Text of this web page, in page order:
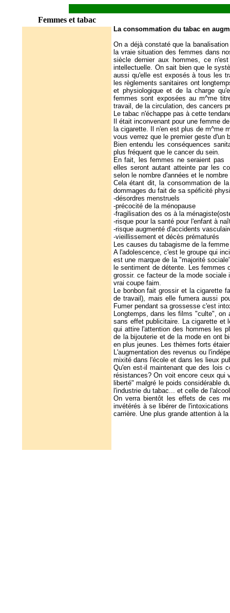
Femmes et tabac
La consommation du tabac en
On a déjà constaté que la
la vraie situation des femmes dans
siècle dernier aux hommes, ce
intellectuelle. On sait bien que le
aussi qu'elle est exposés à tous les
les règlements sanitaires ont
et physiologique et de la charge
femmes sont exposées au m^me
travail, de la circulation, des cancers
Le tabac n'échappe pas à cette
Il était inconvenant pour une femme
la cigarette. Il n'en est plus de m^me
vous verrez que le premier geste d'un
Bien entendu les conséquences
plus fréquent que le cancer du sein.
En fait, les femmes ne seraient pas
elles seront autant atteinte par les
selon le nombre d'années et le
Cela étant dit, la consommation de
dommages du fait de sa spéficité
-désordres menstruels
-précocité de la ménopause
-fragilisation des os à la
-risque pour la santé pour l'enfant à
-risque augmenté d'accidents
-vieillissement et décès prématurés
Les causes du tabagisme de la
A l'adolescence, c'est le groupe qui
est une marque de la "majorité
le sentiment de détente. Les
grossir. ce facteur de la mode
vrai coupe faim.
Le bonbon fait grossir et la cigarette
de travail), mais elle fumera aussi
Fumer pendant sa grossesse c'est
Longtemps, dans les films "culte", on
sans effet publicitaire. La cigarette et
qui attire l'attention des hommes les
de la bijouterie et de la mode en ont
en plus jeunes. Les thèmes forts
L'augmentation des revenus ou
mixité dans l'école et dans les lieux
Qu'en est-il maintenant que des lois
résistances? On voit encore ceux qui
liberté" malgré le poids considérable
l'industrie du tabac... et celle de
On verra bientôt les effets de ces
invétérés à se libérer de
carrière. Une plus grande attention à